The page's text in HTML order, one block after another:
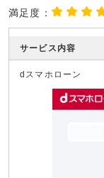
満足度：
サービス内容
dスマホローン